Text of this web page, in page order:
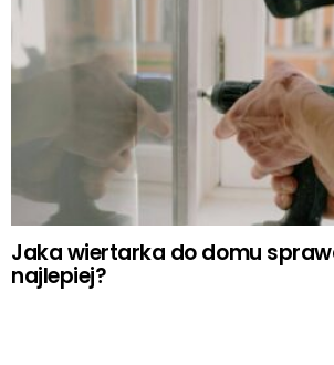
Jaka wiertarka do domu
najlepiej?